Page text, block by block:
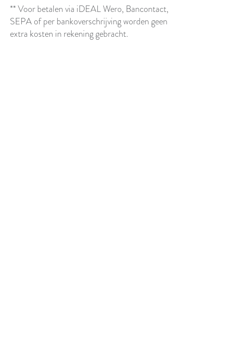
** Voor betalen via iDEAL Wero, Bancontact,
SEPA of per bankoverschrijving worden geen
extra kosten in rekening gebracht.